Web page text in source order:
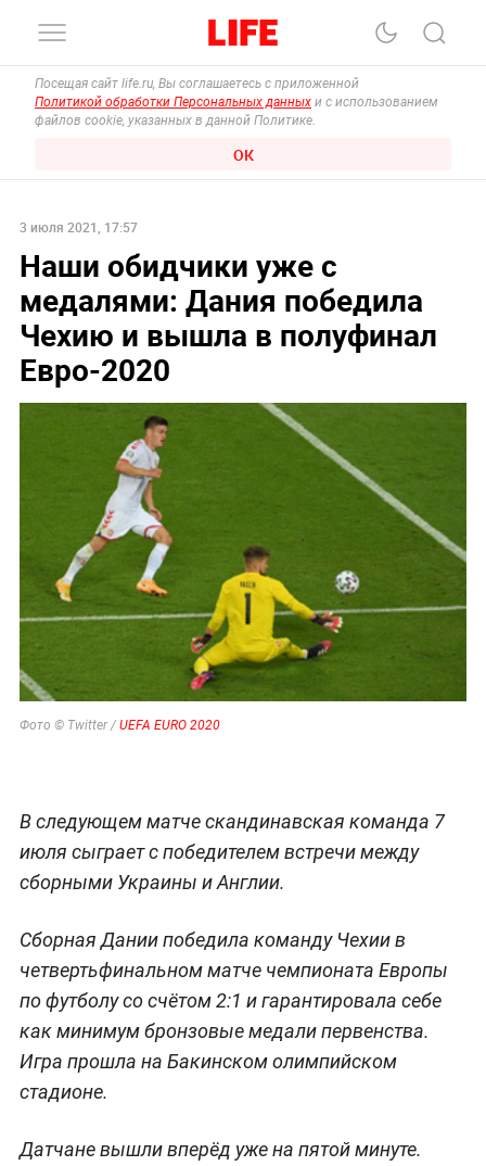
Посещая сайт life.ru, Вы соглашаетесь с приложенной
Политикой обработки Персональных данных и с использованием
файлов cookie, указанных в данной Политике.
ОК
3 июля 2021, 17:57
Наши обидчики уже с
медалями: Дания победила
Чехию и вышла в полуфинал
Евро-2020
Фото © Twitter / UEFA EURO 2020
В следующем матче скандинавская команда 7
июля сыграет с победителем встречи между
сборными Украины и Англии.
Сборная Дании победила команду Чехии в
четвертьфинальном матче чемпионата Европы
по футболу со счётом 2:1 и гарантировала себе
как минимум бронзовые медали первенства.
Игра прошла на Бакинском олимпийском
стадионе.
Датчане вышли вперёд уже на пятой минуте.